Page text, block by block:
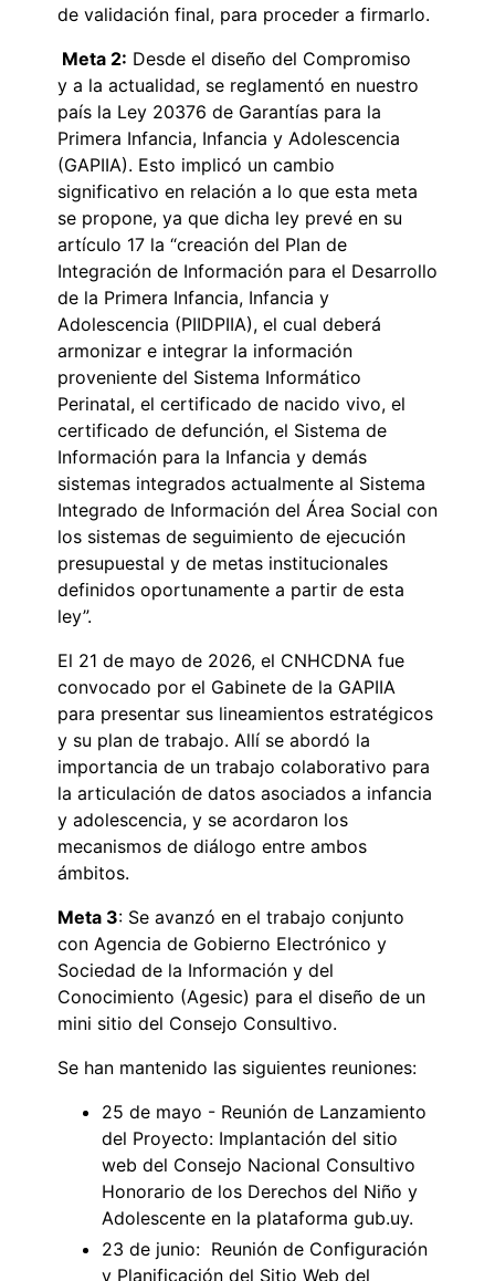
de validación final, para proceder a firmarlo.
Meta 2: Desde el diseño del Compromiso
y a la actualidad, se reglamentó en nuestro
país la Ley 20376 de Garantías para la
Primera Infancia, Infancia y Adolescencia
(GAPIIA). Esto implicó un cambio
significativo en relación a lo que esta meta
se propone, ya que dicha ley prevé en su
artículo 17 la “creación del Plan de
Integración de Información para el Desarrollo
de la Primera Infancia, Infancia y
Adolescencia (PIIDPIIA), el cual deberá
armonizar e integrar la información
proveniente del Sistema Informático
Perinatal, el certificado de nacido vivo, el
certificado de defunción, el Sistema de
Información para la Infancia y demás
sistemas integrados actualmente al Sistema
Integrado de Información del Área Social con
los sistemas de seguimiento de ejecución
presupuestal y de metas institucionales
definidos oportunamente a partir de esta
ley”.
El 21 de mayo de 2026, el CNHCDNA fue
convocado por el Gabinete de la GAPIIA
para presentar sus lineamientos estratégicos
y su plan de trabajo. Allí se abordó la
importancia de un trabajo colaborativo para
la articulación de datos asociados a infancia
y adolescencia, y se acordaron los
mecanismos de diálogo entre ambos
ámbitos.
Meta 3: Se avanzó en el trabajo conjunto
con Agencia de Gobierno Electrónico y
Sociedad de la Información y del
Conocimiento (Agesic) para el diseño de un
mini sitio del Consejo Consultivo.
Se han mantenido las siguientes reuniones:
25 de mayo - Reunión de Lanzamiento
del Proyecto: Implantación del sitio
web del Consejo Nacional Consultivo
Honorario de los Derechos del Niño y
Adolescente en la plataforma gub.uy.
23 de junio: Reunión de Configuración
y Planificación del Sitio Web del